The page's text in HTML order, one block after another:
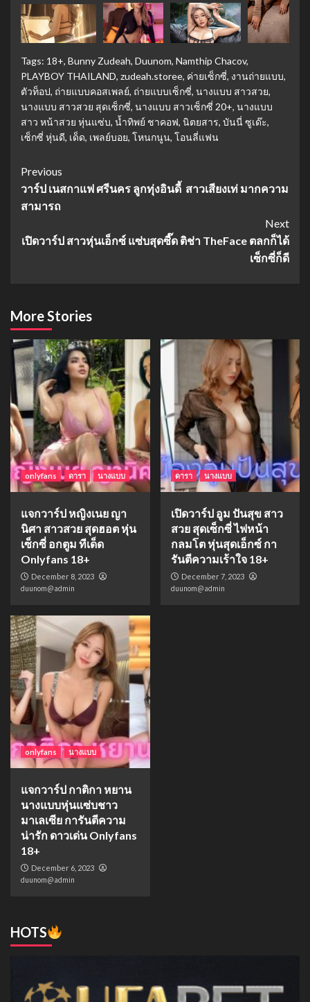
Tags: 18+, Bunny Zudeah, Duunom, Namthip Chacov,
PLAYBOY THAILAND, zudeah.storee, ค่ายเซ็กซี่, งานถ่ายแบบ,
ตัวท็อป, ถ่ายแบบคอสเพลย์, ถ่ายแบบเซ็กซี่, นางแบบ สาวสวย,
นางแบบ สาวสวย สุดเซ็กซี่, นางแบบ สาวเซ็กซี่ 20+, นางแบบ
สาว หน้าสวย หุ่นแซ่บ, น้ำทิพย์ ชาคอฟ, นิตยสาร, บันนี่ ซูเด๊ะ,
เซ็กซี่ หุ่นดี, เด็ด, เพลย์บอย, โหนกนูน, โอนลี่แฟน
Continue
Reading
Previous
วาร์ป เนสกาแฟ ศรีนคร ลูกทุ่งอินดี้ สาวเสียงเท่ มากความ
สามารถ
Next
เปิดวาร์ป สาวหุ่นเอ็กซ์ แซ่บสุดซี๊ด ติช่า TheFace ตลกก็ได้
เซ็กซี่ก็ดี
More Stories
onlyfans ดารา นางแบบ
แจกวาร์ป หญิงเนย ญา
นิศา สาวสวย สุดฮอต หุ่น
เซ็กซี่ อกตูม ทีเด็ด
Onlyfans 18+
December 8, 2023
duunom@admin
ดารา นางแบบ
เปิดวาร์ป อูม ปันสุข สาว
สวย สุดเซ็กซี่ ไฟหน้า
กลมโต หุ่นสุดเอ็กซ์ กา
รันตีความเร้าใจ 18+
December 7, 2023
duunom@admin
onlyfans นางแบบ
แจกวาร์ป กาติกา หยาน
นางแบบหุ่นแซ่บชาว
มาเลเซีย การันตีความ
น่ารัก ดาวเด่น Onlyfans
18+
December 6, 2023
duunom@admin
HOTS